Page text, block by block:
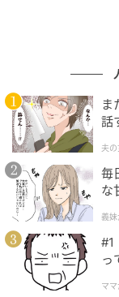
投入時期：
サイズ：全長約
種類：全1種（
ショルダーバッ
仲良しの「ボブ
ま
話
夫の
毎
な
が
義
#1
っ
マ